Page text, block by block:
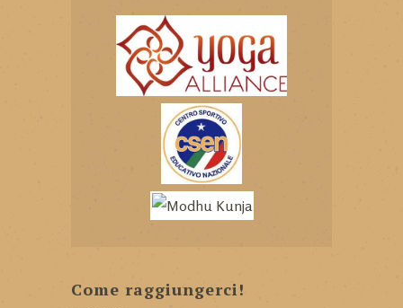
Come raggiungerci!